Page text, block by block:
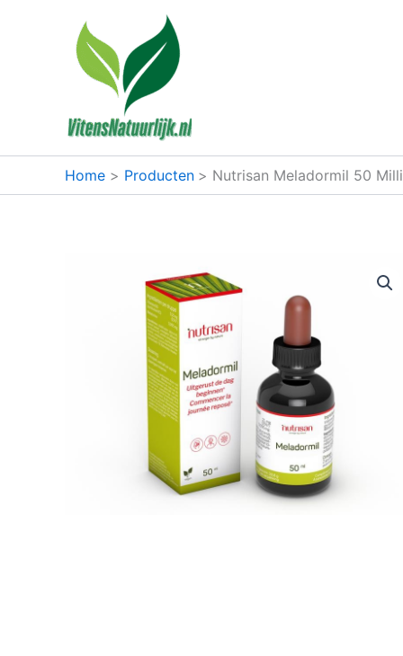
Home Producten Nutrisan Meladormil 50